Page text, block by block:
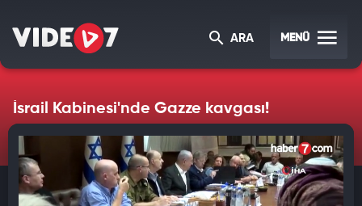
ARA MENÜ
İsrail Kabinesi'nde Gazze kavgası!